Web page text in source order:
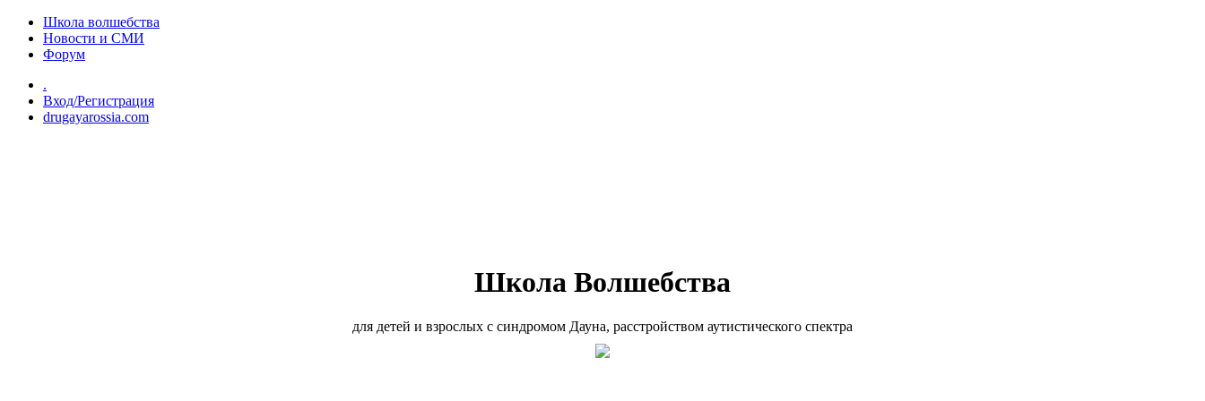
Перейти к основному содержанию
Школа волшебства
Новости и СМИ
Форум
.
Вход/Регистрация
drugayarossia.com
Школа Волшебства
для детей и взрослых с синдромом Дауна, расстройством аутистического спектра